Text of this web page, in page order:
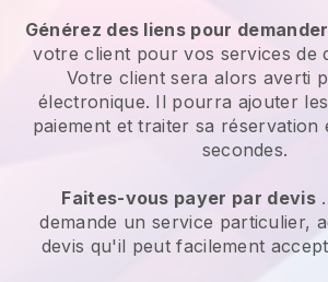
Générez des liens pour
votre client pour vos services de
Votre client sera alors averti
électronique. Il pourra ajouter
paiement et traiter sa réservation
secondes.
Faites-vous payer par devis.
demande un service particulier,
devis qu'il peut facilement